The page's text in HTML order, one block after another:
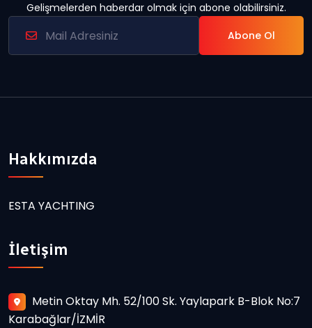
Gelişmelerden haberdar olmak için abone olabilirsiniz.
Abone Ol
Hakkımızda
ESTA YACHTING
İletişim
Metin Oktay Mh. 52/100 Sk. Yaylapark B-Blok No:7
Karabağlar/İZMİR